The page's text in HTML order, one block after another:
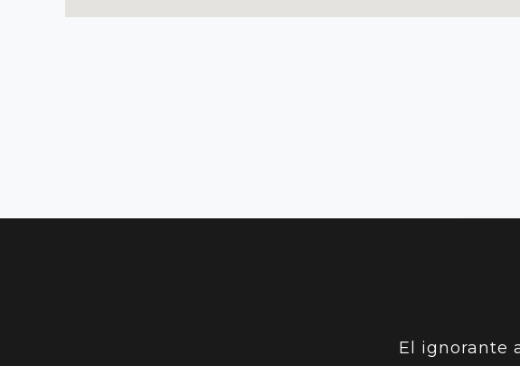
El ignorante